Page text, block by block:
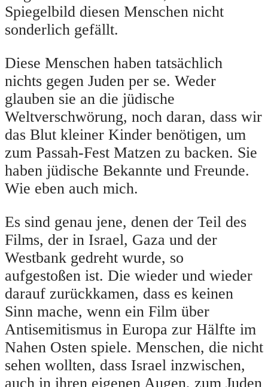
Spiegelbild diesen Menschen nicht
sonderlich gefällt.
Diese Menschen haben tatsächlich
nichts gegen Juden per se. Weder
glauben sie an die jüdische
Weltverschwörung, noch daran, dass wir
das Blut kleiner Kinder benötigen, um
zum Passah-Fest Matzen zu backen. Sie
haben jüdische Bekannte und Freunde.
Wie eben auch mich.
Es sind genau jene, denen der Teil des
Films, der in Israel, Gaza und der
Westbank gedreht wurde, so
aufgestoßen ist. Die wieder und wieder
darauf zurückkamen, dass es keinen
Sinn mache, wenn ein Film über
Antisemitismus in Europa zur Hälfte im
Nahen Osten spiele. Menschen, die nicht
sehen wollten, dass Israel inzwischen,
auch in ihren eigenen Augen, zum Juden